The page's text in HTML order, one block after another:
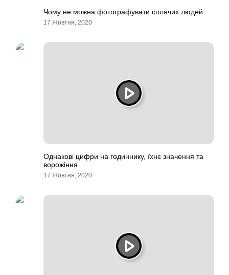
Чому не можна фотографувати сплячих людей
17 Жовтня, 2020
Однакові цифри на годиннику, їхнє значення та
ворожіння
17 Жовтня, 2020